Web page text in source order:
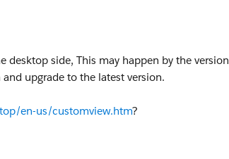
desktop side, This may happen by the version
upgrade to the latest version.
en-us/customview.htm?